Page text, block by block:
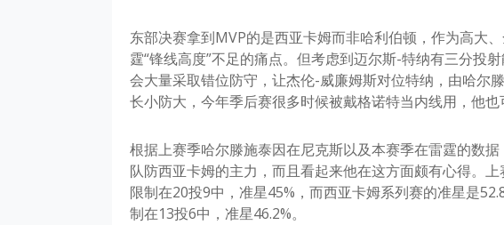
东部决赛拿到MVP的是西亚卡姆而非哈利伯顿，作为高大
霆“锋线高度”不足的痛点。但考虑到迈尔斯-特纳有三分投
会大量采取错位防守，让杰伦-威廉姆斯对位特纳，由哈尔
长小防大，今年季后赛很多时候被戴格诺特当内线用，他也
根据上赛季哈尔滕施泰因在尼克斯以及本赛季在雷霆的数
队防西亚卡姆的主力，而且看起来他在这方面颇有心得。
限制在20投9中，准星45%，而西亚卡姆系列赛的准星是
制在13投6中，准星46.2%。